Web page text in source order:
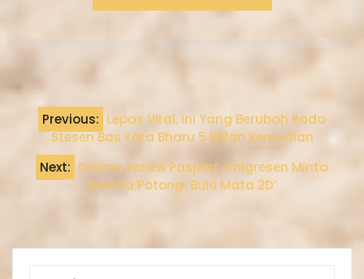
Previous: Lepas Viral, Ini Yang Berubah Pada
Stesen Bas Kota Bharu 5 Bulan Kemudian
Next: Drama Renew Pasport, Imigresen Minta
Wanita Potong ‘Bulu Mata 2D’